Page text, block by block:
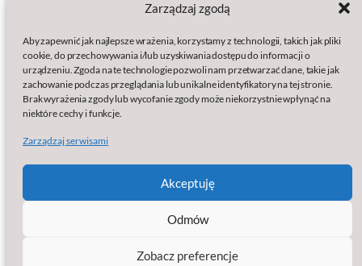
Zarządzaj zgodą
Aby zapewnić jak najlepsze wrażenia, korzystamy z technologii, takich jak pliki
cookie, do przechowywania i/lub uzyskiwania dostępu do informacji o
urządzeniu. Zgoda na te technologie pozwoli nam przetwarzać dane, takie jak
zachowanie podczas przeglądania lub unikalne identyfikatory na tej stronie.
Brak wyrażenia zgody lub wycofanie zgody może niekorzystnie wpłynąć na
niektóre cechy i funkcje.
Zarządzaj serwisami
Akceptuję
Odmów
Zobacz preferencje
Polityki:
Polityka prywatności
Polityka plików cookies (EU)
Wydawcą serwisu jest:
baSap sp. z o.o.
Regon: 387102999